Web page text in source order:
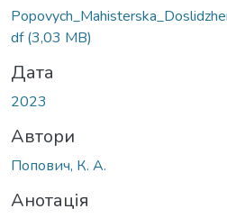
df(3,03 MB)
Дата
2023
Автори
Попович, К. А.
Анотація